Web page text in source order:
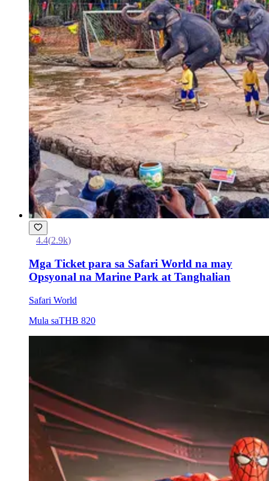
4.4(2.9k)
Mga Ticket para sa Safari World na may
Opsyonal na Marine Park at Tanghalian
Safari World
Mula saTHB 820